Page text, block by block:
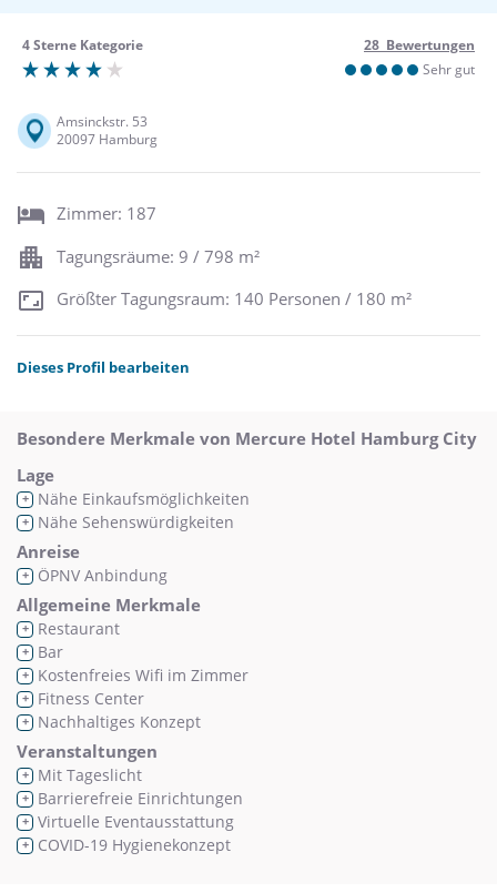
4 Sterne Kategorie
28 Bewertungen
Sehr gut
Amsinckstr. 53
20097 Hamburg
Zimmer: 187
Tagungsräume: 9 / 798 m²
Größter Tagungsraum: 140 Personen / 180 m²
Dieses Profil bearbeiten
Besondere Merkmale von Mercure Hotel Hamburg City
Lage
+ Nähe Einkaufsmöglichkeiten
+ Nähe Sehenswürdigkeiten
Anreise
+ ÖPNV Anbindung
Allgemeine Merkmale
+ Restaurant
+ Bar
+ Kostenfreies Wifi im Zimmer
+ Fitness Center
+ Nachhaltiges Konzept
Veranstaltungen
+ Mit Tageslicht
+ Barrierefreie Einrichtungen
+ Virtuelle Eventausstattung
+ COVID-19 Hygienekonzept